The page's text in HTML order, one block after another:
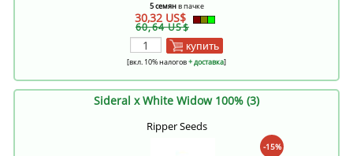
5 семянв пачке
30,32 US$
60,64 US$
купить
[вкл. 10% налогов+ доставка]
Sideral x White Widow 100% (3)
Ripper Seeds
-15%